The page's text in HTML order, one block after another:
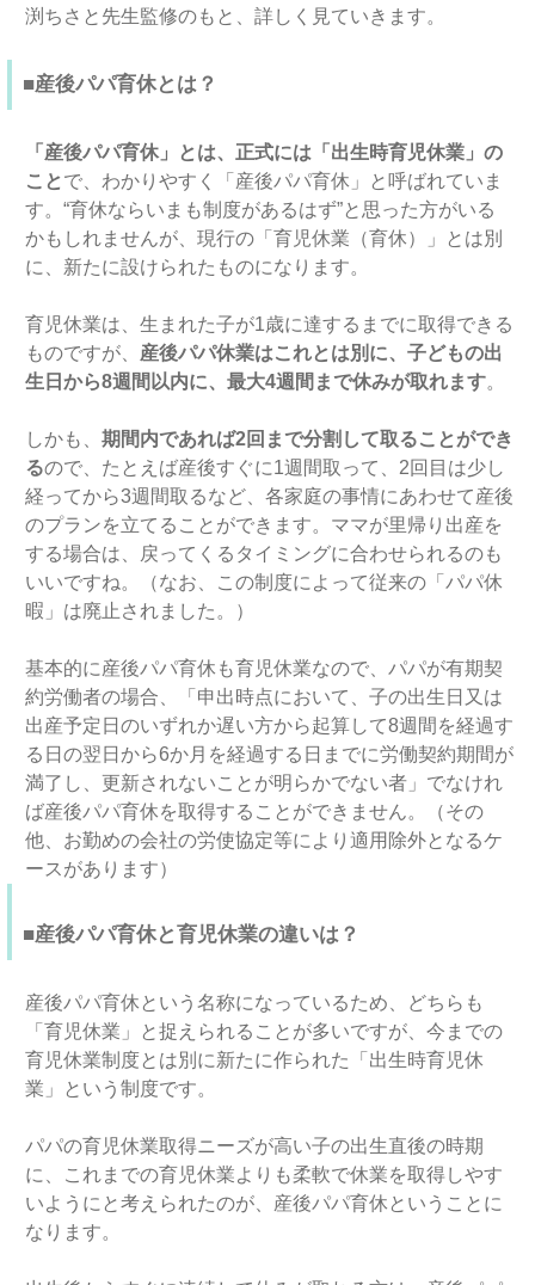
渕ちさと先生監修のもと、詳しく見ていきます。
■産後パパ育休とは？
「産後パパ育休」とは、正式には「出生時育児休業」の
ことで、わかりやすく「産後パパ育休」と呼ばれていま
す。“育休ならいまも制度があるはず”と思った方がいる
かもしれませんが、現行の「育児休業（育休）」とは別
に、新たに設けられたものになります。
育児休業は、生まれた子が1歳に達するまでに取得できる
ものですが、 産後パパ休業はこれとは別に、子どもの出
生日から8週間以内に、最大4週間まで休みが取れます。
しかも、 期間内であれば2回まで分割して取ることができ
るので、たとえば産後すぐに1週間取って、2回目は少し
経ってから3週間取るなど、各家庭の事情にあわせて産後
のプランを立てることができます。ママが里帰り出産を
する場合は、戻ってくるタイミングに合わせられるのも
いいですね。（なお、この制度によって従来の「パパ休
暇」は廃止されました。）
基本的に産後パパ育休も育児休業なので、パパが有期契
約労働者の場合、「申出時点において、子の出生日又は
出産予定日のいずれか遅い方から起算して8週間を経過す
る日の翌日から6か月を経過する日までに労働契約期間が
満了し、更新されないことが明らかでない者」でなけれ
ば産後パパ育休を取得することができません。（その
他、お勤めの会社の労使協定等により適用除外となるケ
ースがあります）
■産後パパ育休と育児休業の違いは？
産後パパ育休という名称になっているため、どちらも
「育児休業」と捉えられることが多いですが、今までの
育児休業制度とは別に新たに作られた「出生時育児休
業」という制度です。
パパの育児休業取得ニーズが高い子の出生直後の時期
に、これまでの育児休業よりも柔軟で休業を取得しやす
いようにと考えられたのが、産後パパ育休ということに
なります。